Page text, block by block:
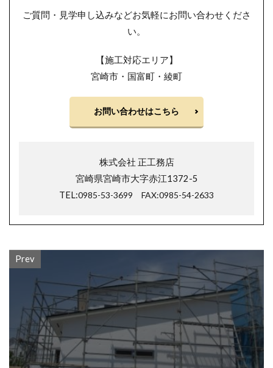
ご質問・見学申し込みなどお気軽にお問い合わせくださ
い。
【施工対応エリア】
宮崎市・国富町・綾町
お問い合わせはこちら
株式会社 正工務店
宮崎県宮崎市大字赤江1372-5
TEL:0985-53-3699 FAX:0985-54-2633
Prev